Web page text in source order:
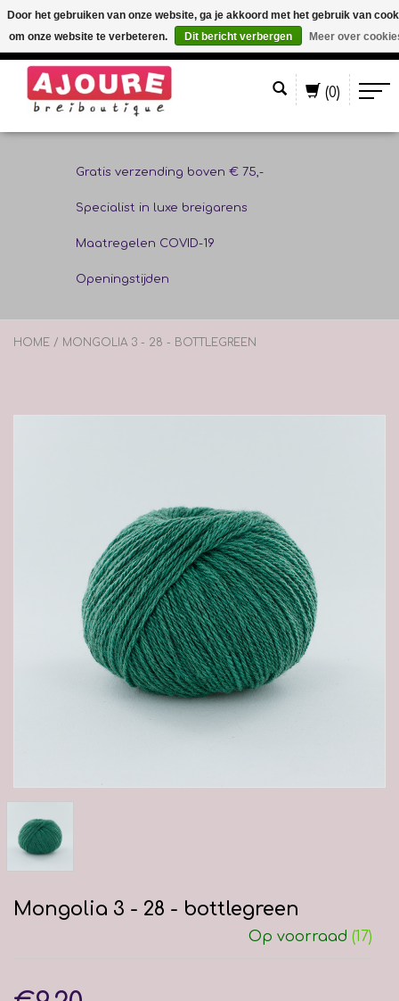
(0)
Gratis verzending boven € 75,-
Specialist in luxe breigarens
Maatregelen COVID-19
Openingstijden
HOME / MONGOLIA 3 - 28 - BOTTLEGREEN
Mongolia 3 - 28 - bottlegreen
Op voorraad (17)
Door het gebruiken van onze website, ga je akkoord met het gebruik van
om onze website te verbeteren.
Dit bericht verbergen Meer over